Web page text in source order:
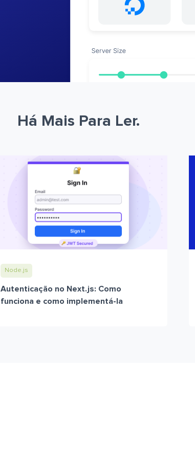
Há Mais Para Ler.
Node.js
Autenticação no Next.js: Como
funciona e como implementá-la